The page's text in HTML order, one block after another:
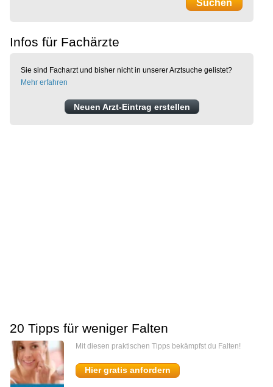
Infos für Fachärzte
Sie sind Facharzt und bisher nicht in unserer Arztsuche gelistet?
Mehr erfahren
Neuen Arzt-Eintrag erstellen
20 Tipps für weniger Falten
Mit diesen praktischen Tipps bekämpfst du Falten!
Hier gratis anfordern